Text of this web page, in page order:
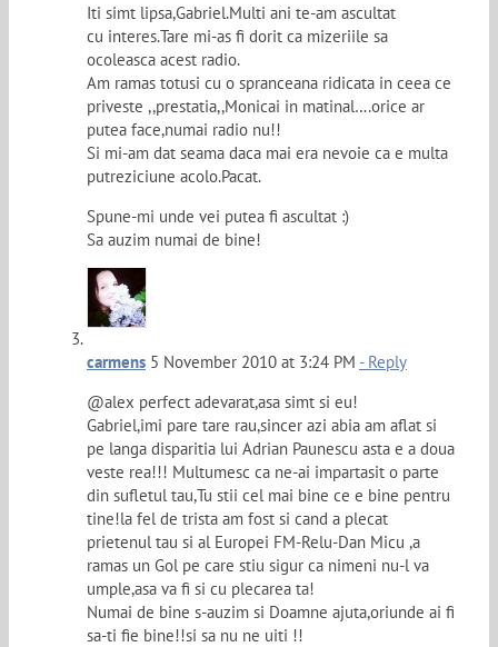
Iti simt lipsa,Gabriel.Multi ani te-am ascultat
cu interes.Tare mi-as fi dorit ca mizeriile sa
ocoleasca acest radio.
Am ramas totusi cu o spranceana ridicata in ceea ce
priveste ,,prestatia,,Monicai in matinal….orice ar
putea face,numai radio nu!!
Si mi-am dat seama daca mai era nevoie ca e multa
putreziciune acolo.Pacat.
Spune-mi unde vei putea fi ascultat :)
Sa auzim numai de bine!
carmens 5 November 2010 at 3:24 PM - Reply
@alex perfect adevarat,asa simt si eu!
Gabriel,imi pare tare rau,sincer azi abia am aflat si
pe langa disparitia lui Adrian Paunescu asta e a doua
veste rea!!! Multumesc ca ne-ai impartasit o parte
din sufletul tau,Tu stii cel mai bine ce e bine pentru
tine!la fel de trista am fost si cand a plecat
prietenul tau si al Europei FM-Relu-Dan Micu ,a
ramas un Gol pe care stiu sigur ca nimeni nu-l va
umple,asa va fi si cu plecarea ta!
Numai de bine s-auzim si Doamne ajuta,oriunde ai fi
sa-ti fie bine!!si sa nu ne uiti !!